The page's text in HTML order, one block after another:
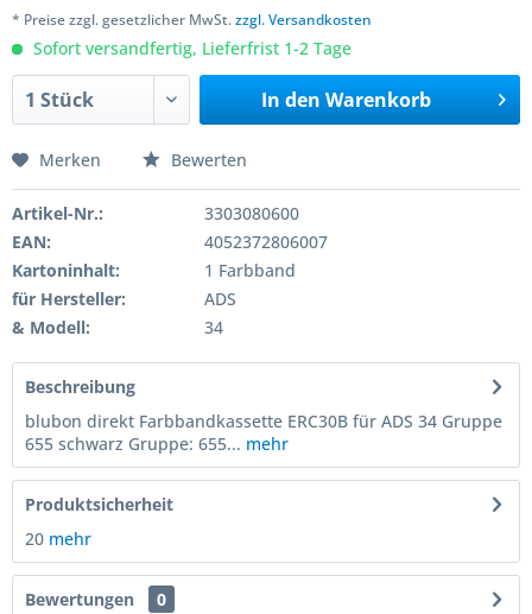
* Preise zzgl. gesetzlicher MwSt.zzgl. Versandkosten
Sofort versandfertig, Lieferfrist 1-2 Tage
In den Warenkorb
Merken Bewerten
Artikel-Nr.:
3303080600
EAN:
4052372806007
Kartoninhalt:
1 Farbband
für Hersteller:
ADS
& Modell:
34
Beschreibung
blubon direkt Farbbandkassette ERC30B für ADS 34 Gruppe
655 schwarz Gruppe: 655... mehr
Produktsicherheit
20 mehr
Bewertungen
0